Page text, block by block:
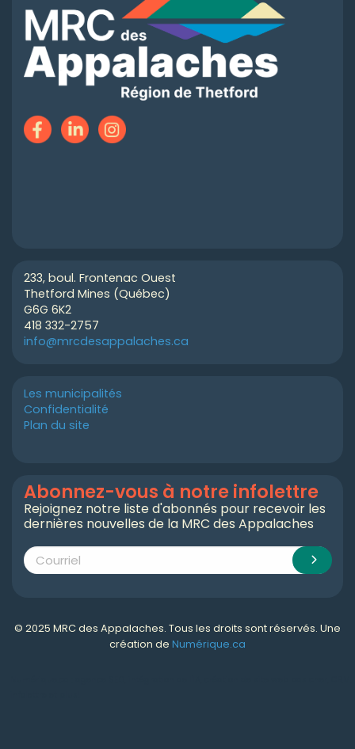
233, boul. Frontenac Ouest
Thetford Mines (Québec)
G6G 6K2
418 332-2757
info@mrcdesappalaches.ca
Les municipalités
Confidentialité
Plan du site
Abonnez-vous à notre infolettre
Rejoignez notre liste d'abonnés pour recevoir les
dernières nouvelles de la MRC des Appalaches
© 2025 MRC des Appalaches. Tous les droits sont réservés. Une
création de Numérique.ca